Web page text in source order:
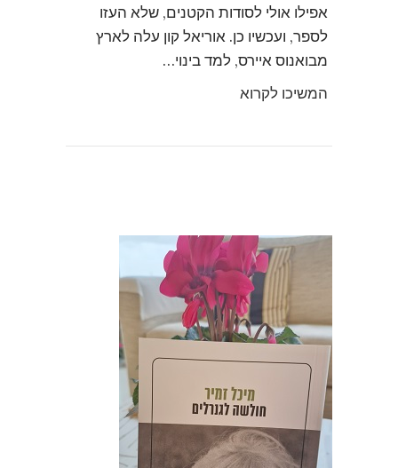
אפילו אולי לסודות הקטנים, שלא העזו
לספר, ועכשיו כן. אוריאל קון עלה לארץ
מבואנוס איירס, למד בינוי…
המשיכו לקרוא